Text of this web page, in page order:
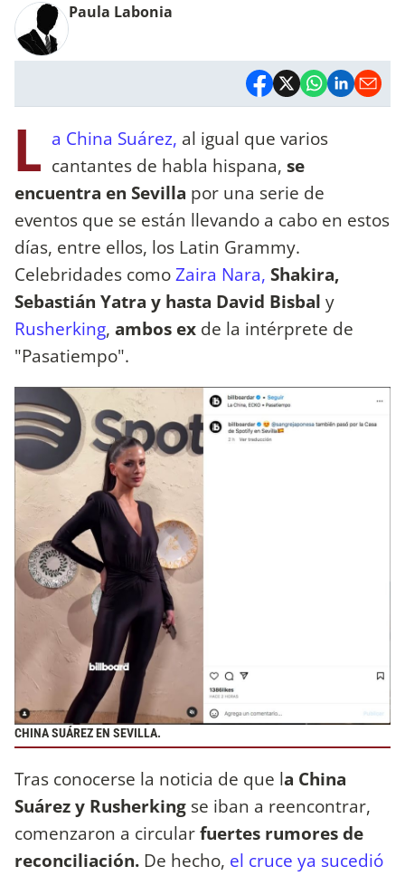
Paula Labonia
L a China Suárez, al igual que varios
cantantes de habla hispana, se
encuentra en Sevilla por una serie de
eventos que se están llevando a cabo en estos
días, entre ellos, los Latin Grammy.
Celebridades comoZaira Nara, Shakira,
Sebastián Yatra y hasta David Bisbal y
Rusherking, ambos ex de la intérprete de
"Pasatiempo".
CHINA SUÁREZ EN SEVILLA.
Tras conocerse la noticia de que la China
Suárez y Rusherking se iban a reencontrar,
comenzaron a circularfuertes rumores de
reconciliación. De hecho, el cruce ya sucedió